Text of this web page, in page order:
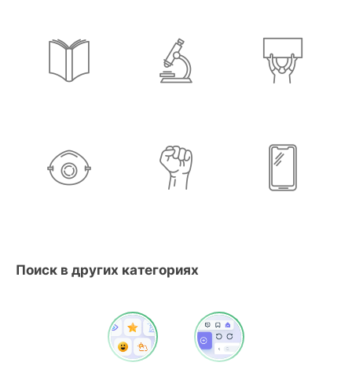
Поиск в других категориях